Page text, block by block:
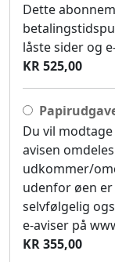
Dette
låste sider og
KR 525,00
Du vil
avisen
udkommer/
udenfor øen
selvfølgelig
e-aviser på
KR 355,00